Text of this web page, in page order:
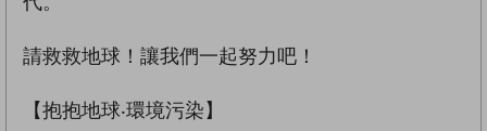
請救救地球！讓我們一起努力吧！
【抱抱地球‧環境污染】